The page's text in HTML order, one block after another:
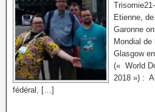
Etienne,
Garonne
Mondial
Glasgow
(« World
2018 ») :
fédéral, […]